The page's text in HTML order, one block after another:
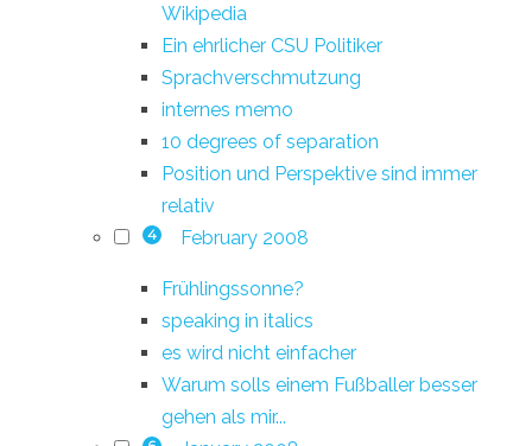
Wikipedia
Ein ehrlicher CSU Politiker
Sprachverschmutzung
internes memo
10 degrees of separation
Position und Perspektive sind immer
relativ
4 February 2008
Frühlingssonne?
speaking in italics
es wird nicht einfacher
Warum solls einem Fußballer besser
gehen als mir...